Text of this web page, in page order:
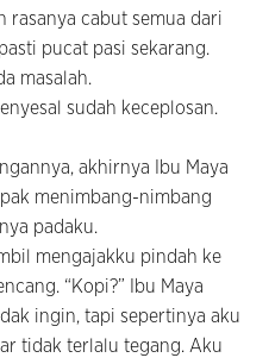
rasanya cabut semua dari
pucat pasi sekarang.
masalah.
sudah keceplosan.
akhirnya Ibu Maya
menimbang-nimbang
padaku.
mengajakku pindah ke
“Kopi?” Ibu Maya
ingin, tapi sepertinya aku
tidak terlalu tegang. Aku